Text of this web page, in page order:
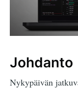
Johdanto
Nykypäivän